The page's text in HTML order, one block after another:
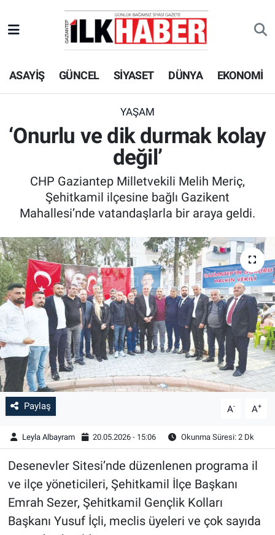
ASAYİŞ GÜNCEL SİYASET DÜNYA EKONOMİ
YAŞAM
‘Onurlu ve dik durmak kolay
değil’
CHP Gaziantep Milletvekili Melih Meriç,
Şehitkamil ilçesine bağlı Gazikent
Mahallesi’nde vatandaşlarla bir araya geldi.
Paylaş A- A+
Leyla Albayram 20.05.2026 - 15:06 Okunma Süresi: 2 Dk
Desenevler Sitesi’nde düzenlenen programa il
ve ilçe yöneticileri, Şehitkamil İlçe Başkanı
Emrah Sezer, Şehitkamil Gençlik Kolları
Başkanı Yusuf İçli, meclis üyeleri ve çok sayıda
EKONOMİ
SİYASET
SPOR
ASAYİŞ
EĞİTİM
KÜLTÜR - SANAT
Beyoğlu Hava Durumu
Beyoğlu Trafik Yoğunluk Haritası
Süper Lig Puan Durumu ve Fikstür
Tüm Manşetler
Haber Arşivi